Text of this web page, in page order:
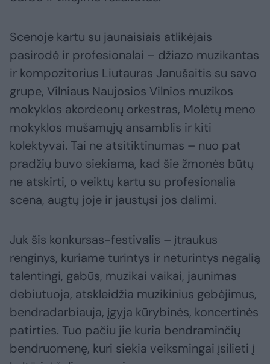
Scenoje kartu su jaunaisiais atlikėjais
pasirodė ir profesionalai – džiazo muzikantas
ir kompozitorius Liutauras Janušaitis su savo
grupe, Vilniaus Naujosios Vilnios muzikos
mokyklos akordeonų orkestras, Molėtų meno
mokyklos mušamųjų ansamblis ir kiti
kolektyvai. Tai ne atsitiktinumas – nuo pat
pradžių buvo siekiama, kad šie žmonės būtų
ne atskirti, o veiktų kartu su profesionalia
scena, augtų joje ir jaustųsi jos dalimi.
Juk šis konkursas-festivalis – įtraukus
renginys, kuriame turintys ir neturintys negalią
talentingi, gabūs, muzikai vaikai, jaunimas
debiutuoja, atskleidžia muzikinius gebėjimus,
bendradarbiauja, įgyja kūrybinės, koncertinės
patirties. Tuo pačiu jie kuria bendraminčių
bendruomenę, kuri siekia veiksmingai įsilieti į